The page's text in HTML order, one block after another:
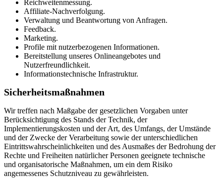
Reichweitenmessung.
Affiliate-Nachverfolgung.
Verwaltung und Beantwortung von Anfragen.
Feedback.
Marketing.
Profile mit nutzerbezogenen Informationen.
Bereitstellung unseres Onlineangebotes und
Nutzerfreundlichkeit.
Informationstechnische Infrastruktur.
Sicherheitsmaßnahmen
Wir treffen nach Maßgabe der gesetzlichen Vorgaben unter
Berücksichtigung des Stands der Technik, der
Implementierungskosten und der Art, des Umfangs, der Umstände
und der Zwecke der Verarbeitung sowie der unterschiedlichen
Eintrittswahrscheinlichkeiten und des Ausmaßes der Bedrohung der
Rechte und Freiheiten natürlicher Personen geeignete technische
und organisatorische Maßnahmen, um ein dem Risiko
angemessenes Schutzniveau zu gewährleisten.